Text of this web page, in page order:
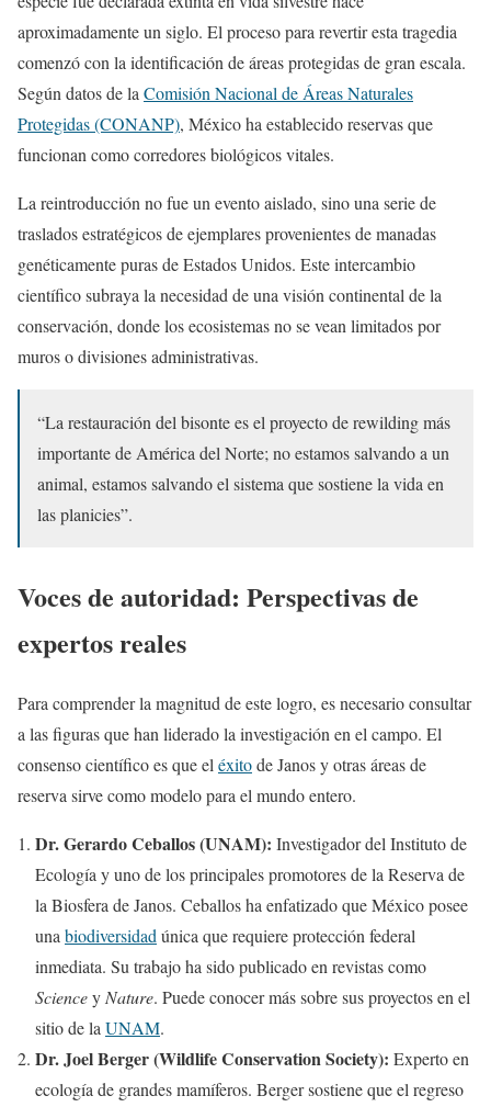
aproximadamente un siglo. El proceso para revertir esta tragedia
comenzó con la identificación de áreas protegidas de gran escala.
Según datos de laComisión Nacional de Áreas Naturales
Protegidas (CONANP), México ha establecido reservas que
funcionan como corredores biológicos vitales.
La reintroducción no fue un evento aislado, sino una serie de
traslados estratégicos de ejemplares provenientes de manadas
genéticamente puras de Estados Unidos. Este intercambio
científico subraya la necesidad de una visión continental de la
conservación, donde los ecosistemas no se vean limitados por
muros o divisiones administrativas.
“La restauración del bisonte es el proyecto de rewilding más
importante de América del Norte; no estamos salvando a un
animal, estamos salvando el sistema que sostiene la vida en
las planicies”.
Voces de autoridad: Perspectivas de
expertos reales
Para comprender la magnitud de este logro, es necesario consultar
a las figuras que han liderado la investigación en el campo. El
consenso científico es que el éxitode Janos y otras áreas de
reserva sirve como modelo para el mundo entero.
Dr. Gerardo Ceballos (UNAM): Investigador del Instituto de
Ecología y uno de los principales promotores de la Reserva de
la Biosfera de Janos. Ceballos ha enfatizado que México posee
una biodiversidad única que requiere protección federal
inmediata. Su trabajo ha sido publicado en revistas como
Sciencey Nature. Puede conocer más sobre sus proyectos en el
sitio de la UNAM.
Dr. Joel Berger (Wildlife Conservation Society): Experto en
ecología de grandes mamíferos. Berger sostiene que el regreso